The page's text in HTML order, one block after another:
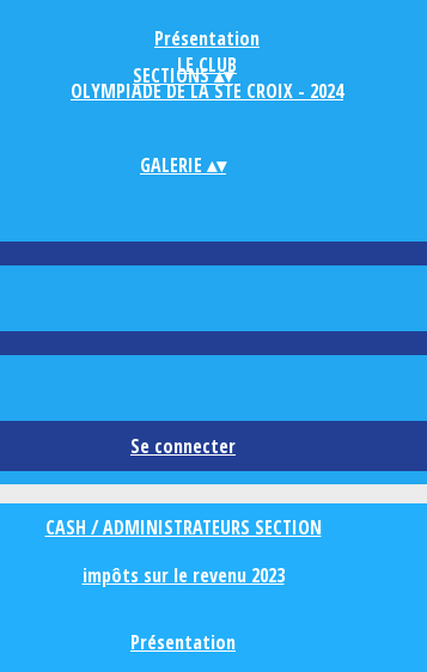
Présentation
LE CLUB
OLYMPIADE DE LA STE CROIX - 2024
SECTIONS▴▾
GALERIE ▴▾
Se connecter
CASH / ADMINISTRATEURS SECTION
impôts sur le revenu 2023
Présentation